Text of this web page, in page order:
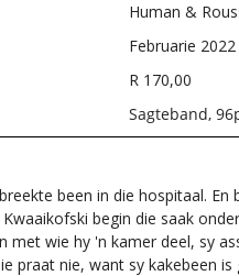
Human &
Februarie 2022
R 170,00
Sagteband,
been in die hospitaal.
begin die saak
met wie hy 'n kamer deel, sy
praat nie, want sy kakebeen is